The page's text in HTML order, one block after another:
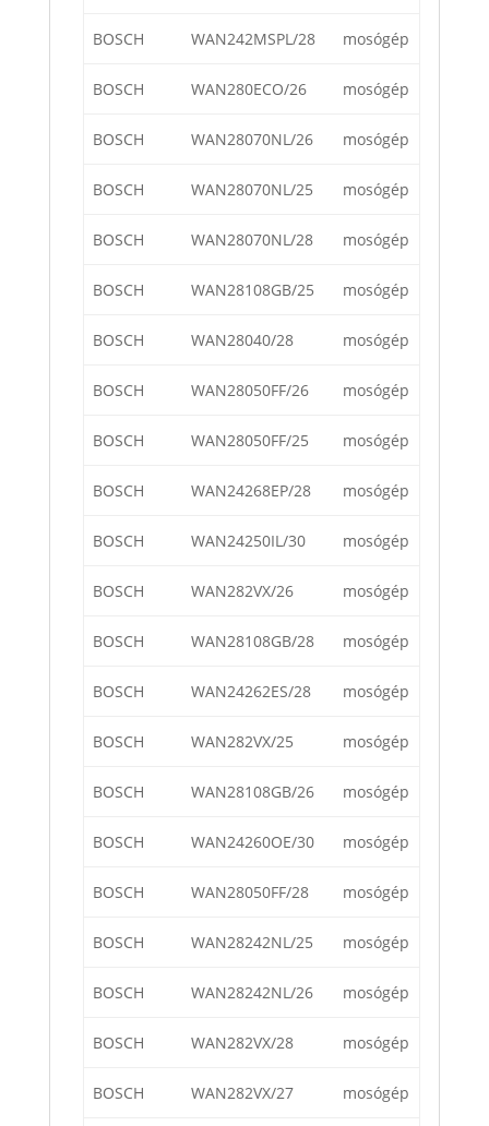
BOSCH WAN242MSPL/28 mosógép
BOSCH WAN280ECO/26 mosógép
BOSCH WAN28070NL/26 mosógép
BOSCH WAN28070NL/25 mosógép
BOSCH WAN28070NL/28 mosógép
BOSCH WAN28108GB/25 mosógép
BOSCH WAN28040/28 mosógép
BOSCH WAN28050FF/26 mosógép
BOSCH WAN28050FF/25 mosógép
BOSCH WAN24268EP/28 mosógép
BOSCH WAN24250IL/30 mosógép
BOSCH WAN282VX/26 mosógép
BOSCH WAN28108GB/28 mosógép
BOSCH WAN24262ES/28 mosógép
BOSCH WAN282VX/25 mosógép
BOSCH WAN28108GB/26 mosógép
BOSCH WAN24260OE/30 mosógép
BOSCH WAN28050FF/28 mosógép
BOSCH WAN28242NL/25 mosógép
BOSCH WAN28242NL/26 mosógép
BOSCH WAN282VX/28 mosógép
BOSCH WAN282VX/27 mosógép